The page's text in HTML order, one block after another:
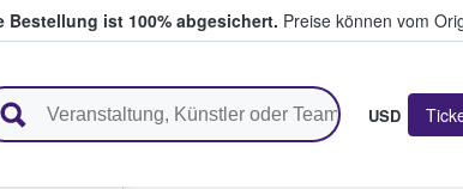
Bestellung ist 100% abgesichert. Preise können vom
USD